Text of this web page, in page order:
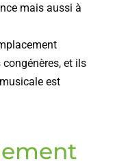
mais aussi à
et ils
est